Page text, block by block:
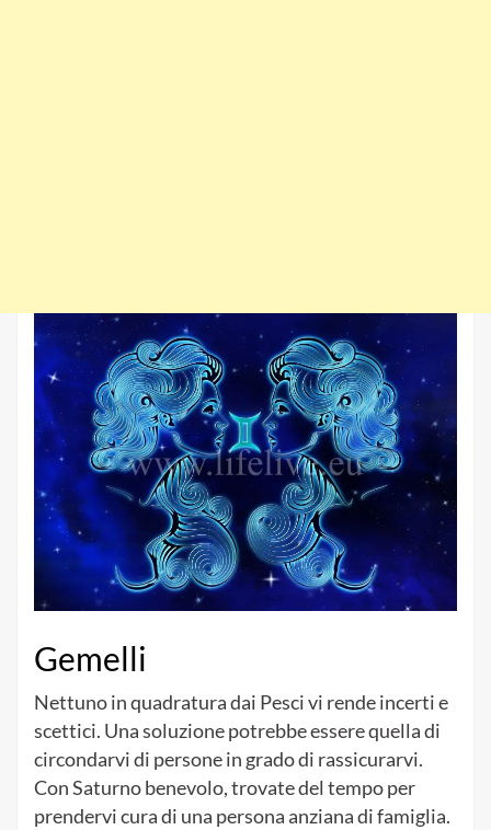
Gemelli
Nettuno in quadratura dai Pesci vi rende incerti e
scettici. Una soluzione potrebbe essere quella di
circondarvi di persone in grado di rassicurarvi.
Con Saturno benevolo, trovate del tempo per
prendervi cura di una persona anziana di famiglia.